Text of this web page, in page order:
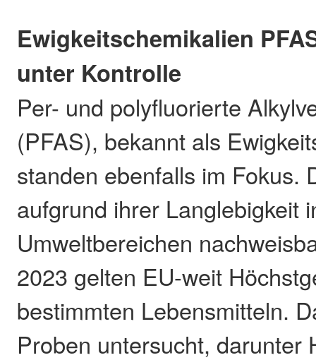
Ewigkeitschemikalien
unter Kontrolle
Per- und polyfluorierte
(PFAS), bekannt als
standen ebenfalls im Fokus.
aufgrund ihrer Langlebigkeit
Umweltbereichen
2023 gelten EU-weit
bestimmten Lebensmitteln.
Proben untersucht, darunter